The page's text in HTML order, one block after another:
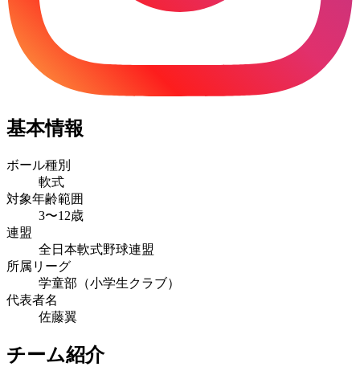
基本情報
ボール種別
軟式
対象年齢範囲
3〜12歳
連盟
全日本軟式野球連盟
所属リーグ
学童部（小学生クラブ）
代表者名
佐藤翼
チーム紹介